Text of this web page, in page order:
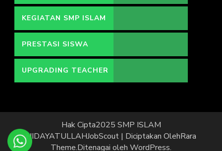
DAY
KEGIATAN SMP ISLAM
HIDAYATULLAH
PRESTASI SISWA
UPGRADING TEACHER
Hak Cipta2025 SMP ISLAM
HIDAYATULLAHJobScout | Diciptakan OlehRara
Theme.Ditenagai oleh WordPress.